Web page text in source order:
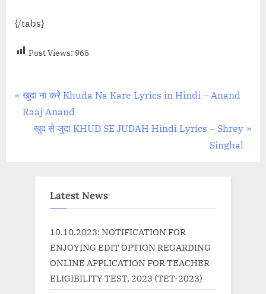
{/tabs}
Post Views: 965
Post
navigation
P
r
खुदा ना करे Khuda Na Kare Lyrics in Hindi – Anand
Raaj Anand
N
खुद से जुदा KHUD SE JUDAH Hindi Lyrics – Shrey
Singhal
Latest News
10.10.2023: NOTIFICATION FOR
ENJOYING EDIT OPTION REGARDING
ONLINE APPLICATION FOR TEACHER
ELIGIBILITY TEST, 2023 (TET-2023)